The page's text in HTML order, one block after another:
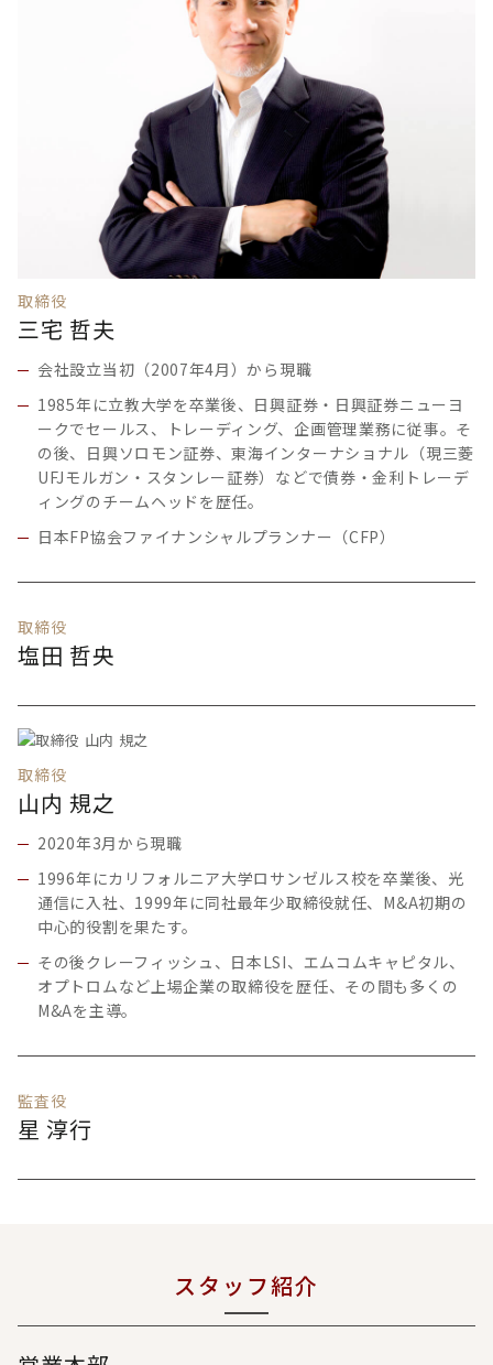
取締役
三宅 哲夫
会社設立当初（2007年4月）から現職
1985年に立教大学を卒業後、日興証券・日興証券ニューヨ
ークでセールス、トレーディング、企画管理業務に従事。そ
の後、日興ソロモン証券、東海インターナショナル（現三菱
UFJモルガン・スタンレー証券）などで債券・金利トレーデ
ィングのチームヘッドを歴任。
日本FP協会ファイナンシャルプランナー（CFP）
取締役
塩田 哲央
取締役
山内 規之
2020年3月から現職
1996年にカリフォルニア大学ロサンゼルス校を卒業後、光
通信に入社、1999年に同社最年少取締役就任、M&A初期の
中心的役割を果たす。
その後クレーフィッシュ、日本LSI、エムコムキャピタル、
オプトロムなど上場企業の取締役を歴任、その間も多くの
M&Aを主導。
監査役
星 淳行
スタッフ紹介